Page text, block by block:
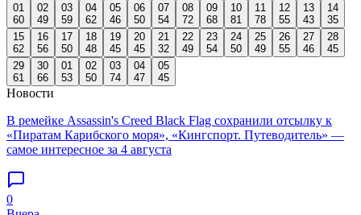
01
60
02
49
03
59
04
62
05
46
06
50
07
54
08
72
09
68
10
81
11
78
12
55
13
43
14
35
15
62
16
56
17
50
18
48
19
45
20
45
21
32
22
49
23
54
24
50
25
49
26
55
27
46
28
45
29
61
30
66
01
53
02
50
03
74
04
47
05
45
Новости
В ремейке Assassin's Creed Black Flag сохранили отсылку к
«Пиратам Карибского моря», «Кингспорт. Путеводитель» —
самое интересное за 4 августа
0